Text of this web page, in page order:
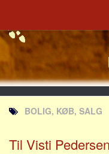
Portal
Udvandrerne.dk
Utvandrerne.no
Utvandrarna.se
Tyskland.dk
England.dk
BOLIG, KØB, SALG
Til Visti Pedersen